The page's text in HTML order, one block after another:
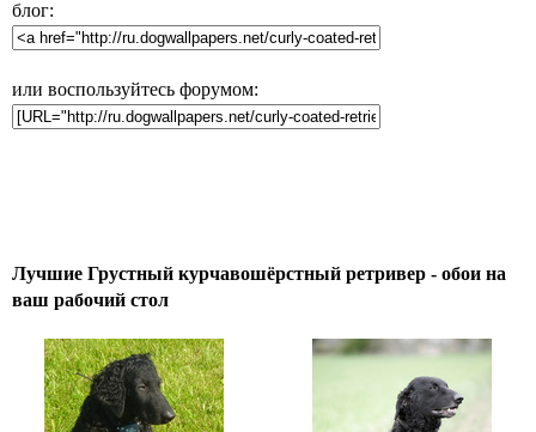
блог:
или воспользуйтесь форумом:
Лучшие Грустный курчавошёрстный ретривер - обои на
ваш рабочий стол